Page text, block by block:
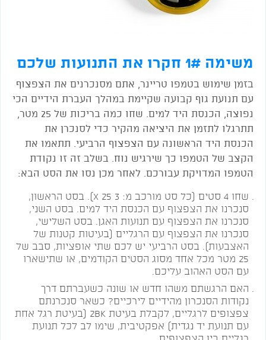
משימה 1# חקרו את התנועות שלכם
בזמן שימוש בטמפו טריינר, אתם מסנכרנים את הצפצוף
עם תנועת גוף קבועה שקיימת במהלך העברת הידיים הכי
נפוצה, הכנסת היד למים. שחו כמה בריכות של 25 מטר,
תתרגלו לתזמן את היציאה מהקיר כדי לסנכרן את
הכנסת היד הראשונה עם הצפצוף הרביעי. תתאמו את
הקצב של הטמפו כך שירגיש נוח. בשלב זה זו נקודת
הטמפו המדויקת עבורכם. לאחר מכן נסו את הסט הבא:
שחו 4 סטים (כל סט מורכב מ: 3 X 25). בסט הראשון,
סנכרנו את הצפצוף עם הכנסת היד למים. בסט השני,
סנכרנו את הצפצוף עם תנועות האגן. בסט השלישי,
סנכרנו את הצפצוף עם הרגליים (בעיטות קטנות של
האצבעות). בסט הרביעי יש לכם שתי אופציות, סבב של
25 מטר מכל אחד מסוג הסטים הקודמים, או שתישארו
עם הסט האהוב עליכם.
האם הרגשתם משהו חדש או שונה כשעברתם דרך
נקודות הסנכרון מהידיים לירכיים? כשאר סנכרנתם
צפצופים לרגליים, לקבלת בעיטת 2BK (בעיטת רגל אחת
עם תנועת יד נגדית) אפקטיבית, שימו לב לכל תנועת